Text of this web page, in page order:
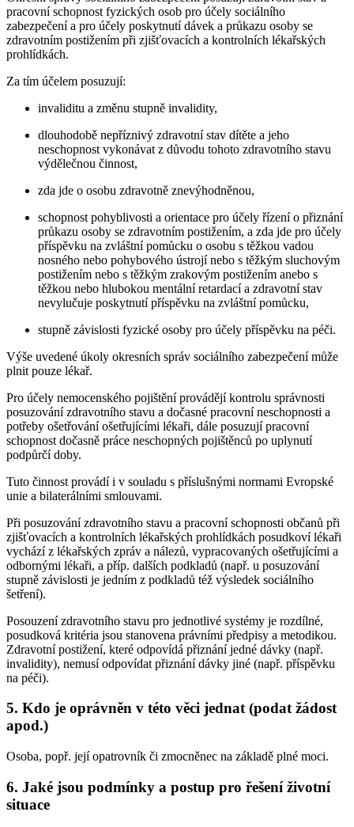
pracovní schopnost fyzických osob pro účely sociálního
zabezpečení a pro účely poskytnutí dávek a průkazu osoby se
zdravotním postižením při zjišťovacích a kontrolních lékařských
prohlídkách.
Za tím účelem posuzují:
invaliditu a změnu stupně invalidity,
dlouhodobě nepříznivý zdravotní stav dítěte a jeho
neschopnost vykonávat z důvodu tohoto zdravotního stavu
výdělečnou činnost,
zda jde o osobu zdravotně znevýhodněnou,
schopnost pohyblivosti a orientace pro účely řízení o přiznání
průkazu osoby se zdravotním postižením, a zda jde pro účely
příspěvku na zvláštní pomůcku o osobu s těžkou vadou
nosného nebo pohybového ústrojí nebo s těžkým sluchovým
postižením nebo s těžkým zrakovým postižením anebo s
těžkou nebo hlubokou mentální retardací a zdravotní stav
nevylučuje poskytnutí příspěvku na zvláštní pomůcku,
stupně závislosti fyzické osoby pro účely příspěvku na péči.
Výše uvedené úkoly okresních správ sociálního zabezpečení může
plnit pouze lékař.
Pro účely nemocenského pojištění provádějí kontrolu správnosti
posuzování zdravotního stavu a dočasné pracovní neschopnosti a
potřeby ošetřování ošetřujícími lékaři, dále posuzují pracovní
schopnost dočasně práce neschopných pojištěnců po uplynutí
podpůrčí doby.
Tuto činnost provádí i v souladu s příslušnými normami Evropské
unie a bilaterálními smlouvami.
Při posuzování zdravotního stavu a pracovní schopnosti občanů při
zjišťovacích a kontrolních lékařských prohlídkách posudkoví lékaři
vychází z lékařských zpráv a nálezů, vypracovaných ošetřujícími a
odbornými lékaři, a příp. dalších podkladů (např. u posuzování
stupně závislosti je jedním z podkladů též výsledek sociálního
šetření).
Posouzení zdravotního stavu pro jednotlivé systémy je rozdílné,
posudková kritéria jsou stanovena právními předpisy a metodikou.
Zdravotní postižení, které odpovídá přiznání jedné dávky (např.
invalidity), nemusí odpovídat přiznání dávky jiné (např. příspěvku
na péči).
5. Kdo je oprávněn v této věci jednat (podat žádost
apod.)
Osoba, popř. její opatrovník či zmocněnec na základě plné moci.
6. Jaké jsou podmínky a postup pro řešení životní
situace